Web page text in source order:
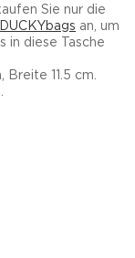
Sie nur die
an, um
in diese Tasche
11.5 cm.